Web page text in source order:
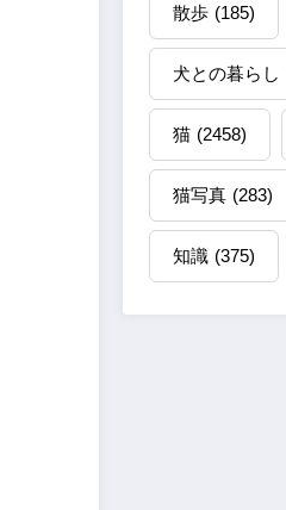
散歩 (185)
犬との暮らし
猫 (2458)
猫写真 (283)
知識 (375)